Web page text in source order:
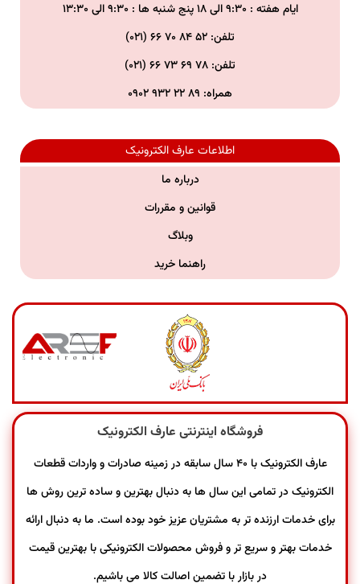
ایام هفته : ۹:۳۰ الی ۱۸ پنج شنبه ها : ۹:۳۰ الی ۱۳:۳۰
تلفن: ۵۲ ۸۴ ۷۰ ۶۶ (۰۲۱)
تلفن: ۷۸ ۶۹ ۷۳ ۶۶ (۰۲۱)
همراه:
اطلاعات عارف الکترونیک
درباره ما
قوانین و مقررات
وبلاگ
راهنما خرید
فروشگاه اینترنتی عارف الکترونیک
عارف الکترونیک با ۴۰ سال سابقه در زمینه صادرات و واردات قطعات
الکترونیک در تمامی این سال ها به دنبال بهترین و ساده ترین روش ها
برای خدمات ارزنده تر به مشتریان عزیز خود بوده است. ما به دنبال ارائه
خدمات بهتر و سریع تر و فروش محصولات الکترونیکی با بهترین قیمت
در بازار با تضمین اصالت کالا می باشیم.